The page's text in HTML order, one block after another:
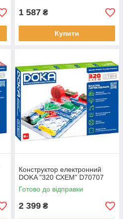
1 587 ₴
Купити
Конструктор електронний
DOKA "320 СХЕМ" D70707
Готово до відправки
2 399 ₴